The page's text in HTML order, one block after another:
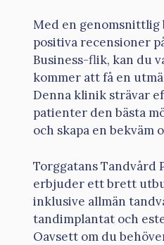
Med en genomsnittlig
positiva recensioner
Business-flik, kan du
kommer att få en
Denna klinik strävar
patienter den bästa
och skapa en bekväm
Torggatans Tandvård
erbjuder ett brett
inklusive allmän
tandimplantat och
Oavsett om du